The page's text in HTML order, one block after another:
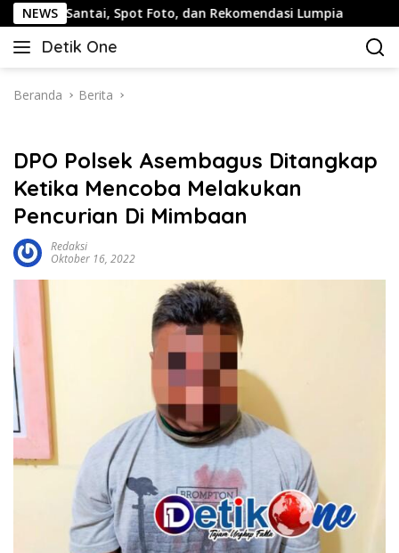
Langsung
ke
konten
NEWS
Spot Foto, dan Rekomendasi Lumpia Panduan
Detik One
Tajam
Fakta
Beranda Berita
DPO Polsek Asembagus Ditangkap
Ketika Mencoba Melakukan
Pencurian Di Mimbaan
Redaksi
Oktober 16, 2022